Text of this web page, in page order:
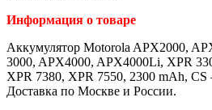
Информация о товаре
Аккумулятор Motorola APX2000,
3000, APX4000, APX4000Li, XPR
XPR 7380, XPR 7550, 2300 mAh, CS
Доставка по Москве и России.